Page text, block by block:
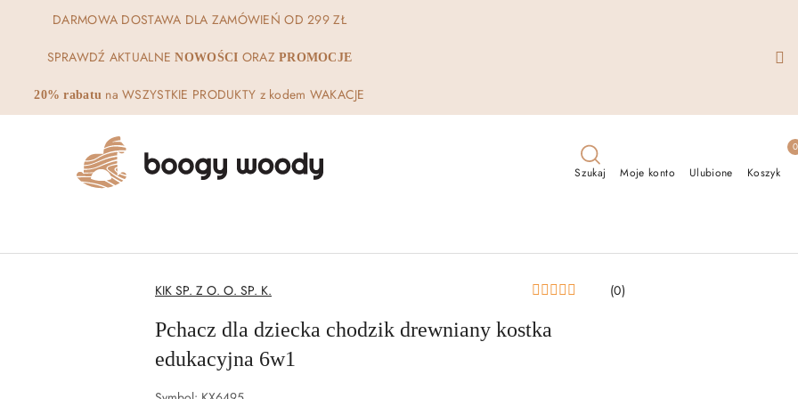
DARMOWA DOSTAWA DLA ZAMÓWIEŃ OD 299 ZŁ
SPRAWDŹ AKTUALNENOWOŚCI ORAZPROMOCJE
20% rabatu na WSZYSTKIE PRODUKTY z kodem WAKACJE
Szukaj Moje konto Ulubione Koszyk
0
NAZWA
PRODUCENTA:
KIK SP. Z O. O. SP. K. (0)
Pchacz dla dziecka chodzik drewniany kostka
edukacyjna 6w1